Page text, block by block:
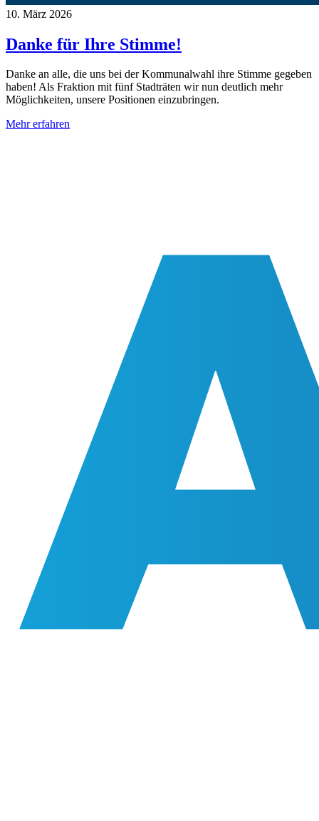
10. März 2026
Danke für Ihre Stimme!
Danke an alle, die uns bei der Kommunalwahl ihre Stimme gegeben
haben! Als Fraktion mit fünf Stadträten wir nun deutlich mehr
Möglichkeiten, unsere Positionen einzubringen.
Mehr erfahren